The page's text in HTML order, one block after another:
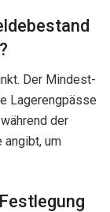
Der Mindest-
Lagerengpässe
der
angibt, um